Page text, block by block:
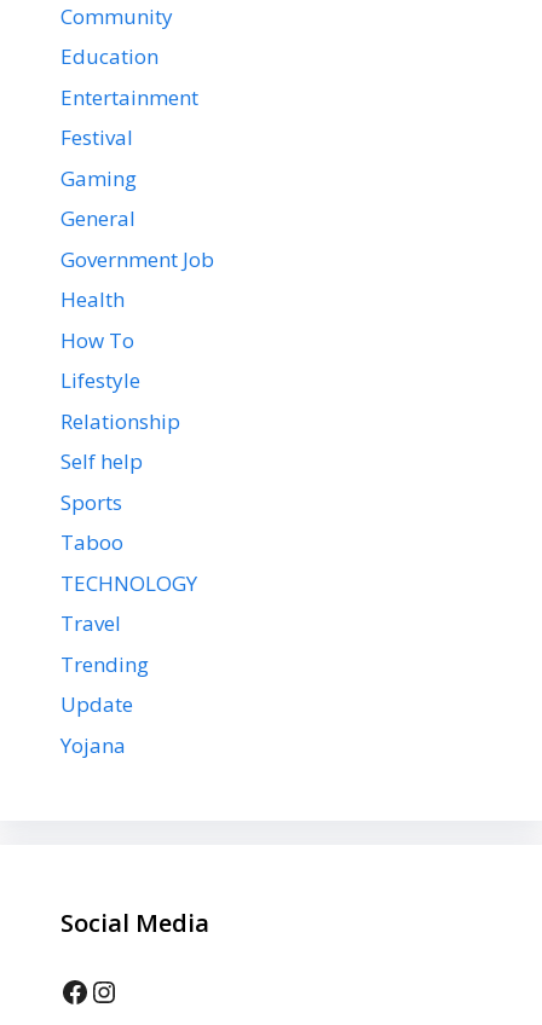
Community
Education
Entertainment
Festival
Gaming
General
Government Job
Health
How To
Lifestyle
Relationship
Self help
Sports
Taboo
TECHNOLOGY
Travel
Trending
Update
Yojana
Social Media
Facebook
Instagram